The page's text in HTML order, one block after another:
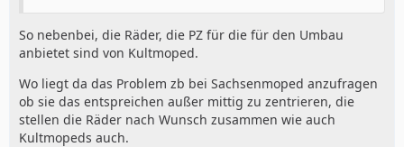
So nebenbei, die Räder, die PZ für die für den Umbau
anbietet sind von Kultmoped.
Wo liegt da das Problem zb bei Sachsenmoped anzufragen
ob sie das entspreichen außer mittig zu zentrieren, die
stellen die Räder nach Wunsch zusammen wie auch
Kultmopeds auch.